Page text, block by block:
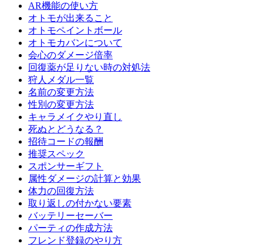
AR機能の使い方
オトモが出来ること
オトモペイントボール
オトモカバンについて
会心のダメージ倍率
回復薬が足りない時の対処法
狩人メダル一覧
名前の変更方法
性別の変更方法
キャラメイクやり直し
死ぬとどうなる？
招待コードの報酬
推奨スペック
スポンサーギフト
属性ダメージの計算と効果
体力の回復方法
取り返しの付かない要素
バッテリーセーバー
パーティの作成方法
フレンド登録のやり方